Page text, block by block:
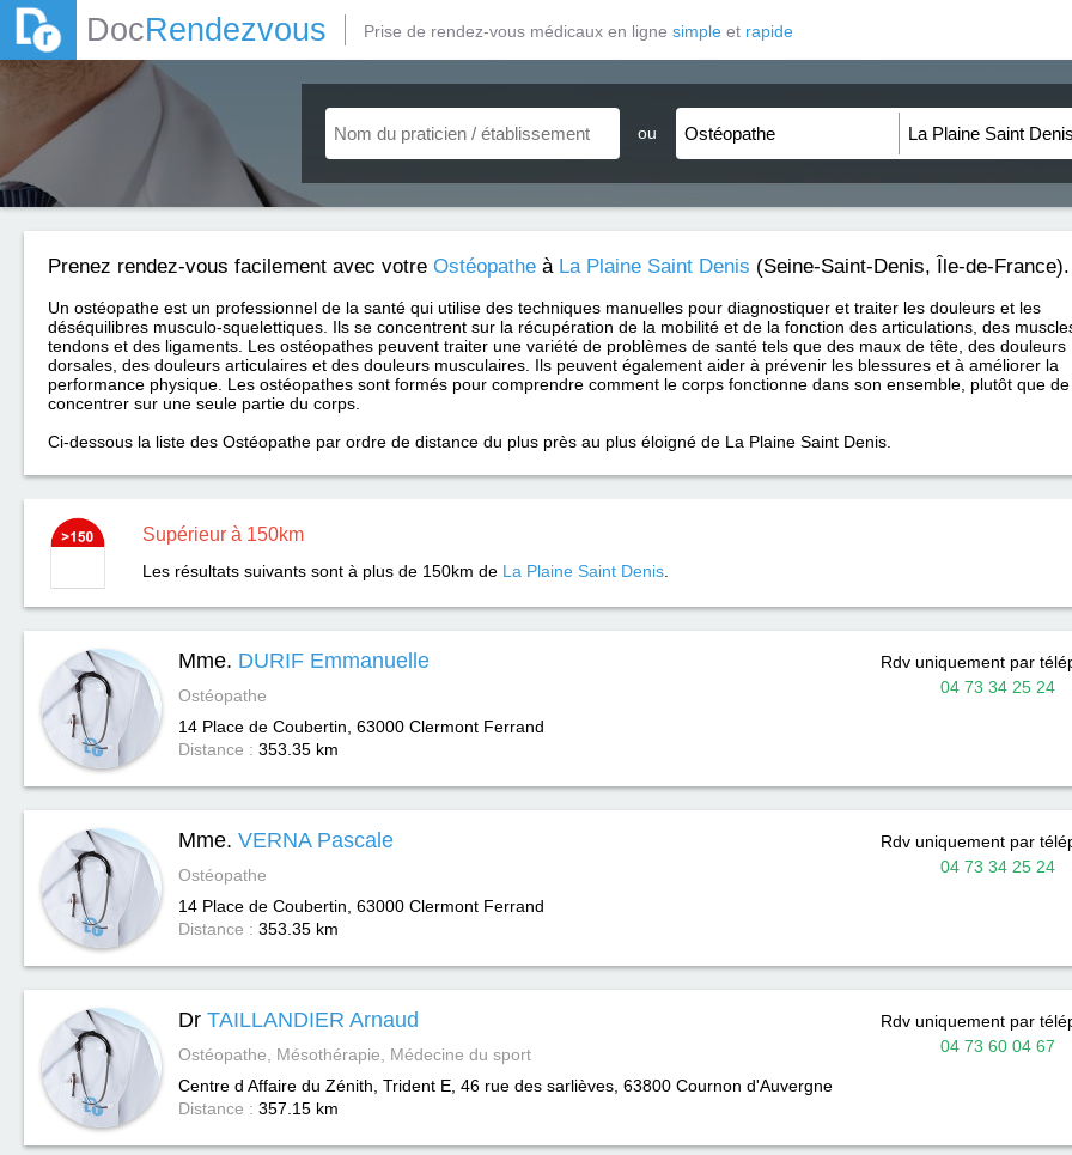
DocRendezvous Prise de rendez-vous médicaux en ligne simple et rapide
ou
Prenez rendez-vous facilement avec votre Ostéopathe à La Plaine Saint Denis (Seine-Saint-Denis, Île-de-France).
Un ostéopathe est un professionnel de la santé qui utilise des techniques manuelles pour diagnostiquer et traiter les douleurs et les
déséquilibres musculo-squelettiques. Ils se concentrent sur la récupération de la mobilité et de la fonction des articulations, des
tendons et des ligaments. Les ostéopathes peuvent traiter une variété de problèmes de santé tels que des maux de tête, des douleurs
dorsales, des douleurs articulaires et des douleurs musculaires. Ils peuvent également aider à prévenir les blessures et à améliorer la
performance physique. Les ostéopathes sont formés pour comprendre comment le corps fonctionne dans son ensemble, plutôt que
concentrer sur une seule partie du corps.
Ci-dessous la liste des Ostéopathe par ordre de distance du plus près au plus éloigné de La Plaine Saint Denis.
Supérieur à 150km
Les résultats suivants sont à plus de 150km de La Plaine Saint Denis
Mme. DURIF Emmanuelle
Ostéopathe
14 Place de Coubertin, 63000 Clermont Ferrand
Distance : 353.35 km
Rdv uniquement par
04 73 34 25 24
Mme. VERNA Pascale
Ostéopathe
14 Place de Coubertin, 63000 Clermont Ferrand
Distance : 353.35 km
Rdv uniquement par
04 73 34 25 24
Dr TAILLANDIER Arnaud
Ostéopathe, Mésothérapie, Médecine du sport
Centre d Affaire du Zénith, Trident E, 46 rue des sarlièves, 63800 Cournon d'Auvergne
Distance : 357.15 km
Rdv uniquement par
04 73 60 04 67